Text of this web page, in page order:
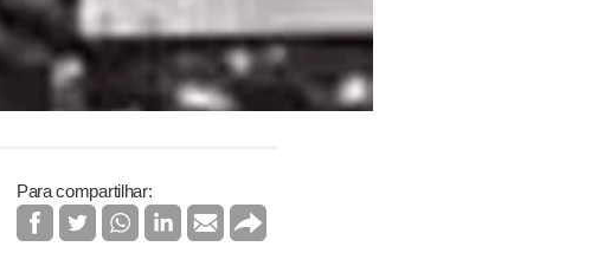
Para compartilhar: